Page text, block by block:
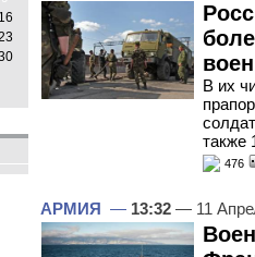
16
В их
также
476
АРМИЯ — 13:32 — 11